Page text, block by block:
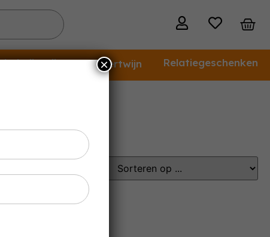
wijn Dessertwijn Relatiegeschenken
×